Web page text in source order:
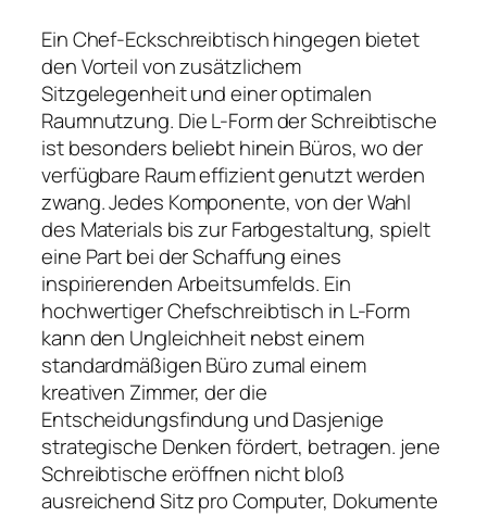
Ein Chef-Eckschreibtisch hingegen bietet
den Vorteil von zusätzlichem
Sitzgelegenheit und einer optimalen
Raumnutzung. Die L-Form der Schreibtische
ist besonders beliebt hinein Büros, wo der
verfügbare Raum effizient genutzt werden
zwang. Jedes Komponente, von der Wahl
des Materials bis zur Farbgestaltung, spielt
eine Part bei der Schaffung eines
inspirierenden Arbeitsumfelds. Ein
hochwertiger Chefschreibtisch in L-Form
kann den Ungleichheit nebst einem
standardmäßigen Büro zumal einem
kreativen Zimmer, der die
Entscheidungsfindung und Dasjenige
strategische Denken fördert, betragen. jene
Schreibtische eröffnen nicht bloß
ausreichend Sitz pro Computer, Dokumente